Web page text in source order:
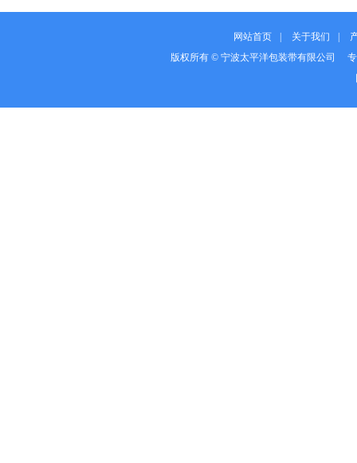
网站首页 关于我们
版权所有 © 宁波太平洋包装带有限公司 专